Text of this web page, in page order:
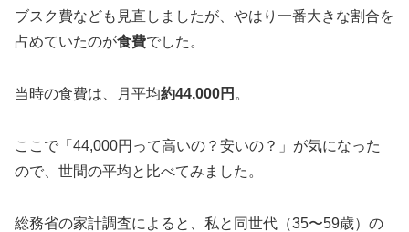
ブスク費なども見直しましたが、やはり一番大きな割合を
占めていたのが食費でした。
当時の食費は、月平均約44,000円 。
ここで「44,000円って高いの？安いの？」が気になった
ので、世間の平均と比べてみました。
総務省の家計調査によると、私と同世代（35〜59歳）の